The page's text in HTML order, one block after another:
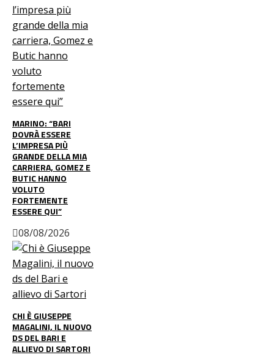
MARINO: “BARI
DOVRÀ ESSERE
L’IMPRESA PIÙ
GRANDE DELLA MIA
CARRIERA, GOMEZ E
BUTIC HANNO
VOLUTO
FORTEMENTE
ESSERE QUI”
08/08/2026
CHI È GIUSEPPE
MAGALINI, IL NUOVO
DS DEL BARI E
ALLIEVO DI SARTORI